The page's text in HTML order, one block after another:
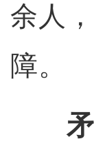
余人
障。